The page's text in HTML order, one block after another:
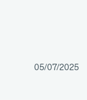
05/07/2025